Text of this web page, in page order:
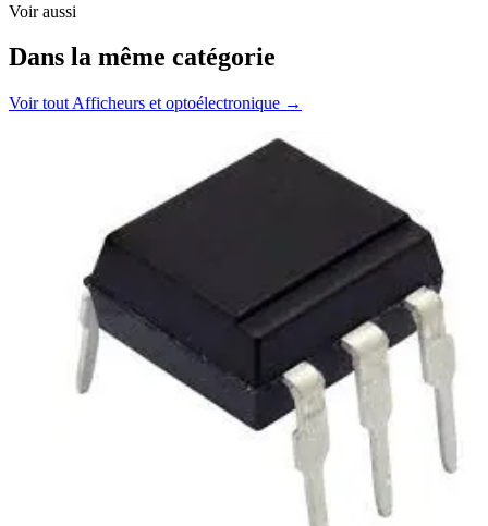
Voir aussi
Dans la même catégorie
Voir tout Afficheurs et optoélectronique →